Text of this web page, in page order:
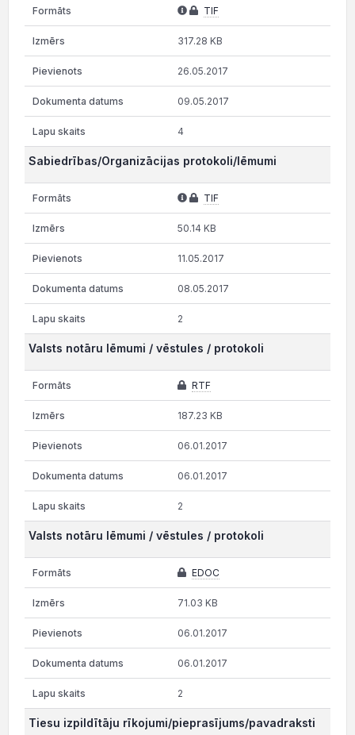
TIF
317.28 KB
26.05.2017
09.05.2017
4
Sabiedrības/Organizācijas protokoli/lēmumi
TIF
50.14 KB
11.05.2017
08.05.2017
2
Valsts notāru lēmumi / vēstules / protokoli
RTF
187.23 KB
06.01.2017
06.01.2017
2
Valsts notāru lēmumi / vēstules / protokoli
EDOC
71.03 KB
06.01.2017
06.01.2017
2
Tiesu izpildītāju rīkojumi/pieprasījums/pavadraksti